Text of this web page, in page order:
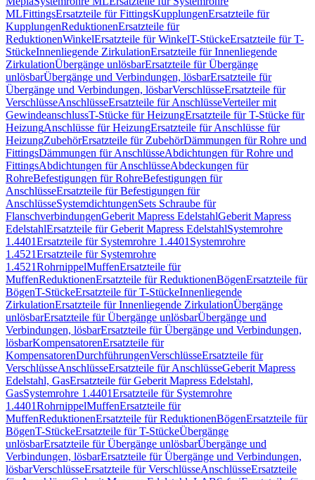
MLFittingsErsatzteile für FittingsKupplungenErsatzteile für
KupplungenReduktionenErsatzteile für
ReduktionenWinkelErsatzteile für WinkelT-StückeErsatzteile für T-
StückeInnenliegende ZirkulationErsatzteile für Innenliegende
ZirkulationÜbergänge unlösbarErsatzteile für Übergänge
unlösbarÜbergänge und Verbindungen, lösbarErsatzteile für
Übergänge und Verbindungen, lösbarVerschlüsseErsatzteile für
VerschlüsseAnschlüsseErsatzteile für AnschlüsseVerteiler mit
GewindeanschlussT-Stücke für HeizungErsatzteile für T-Stücke für
HeizungAnschlüsse für HeizungErsatzteile für Anschlüsse für
HeizungZubehörErsatzteile für ZubehörDämmungen für Rohre und
FittingsDämmungen für AnschlüsseAbdichtungen für Rohre und
FittingsAbdichtungen für AnschlüsseAbdeckungen für
RohreBefestigungen für RohreBefestigungen für
AnschlüsseErsatzteile für Befestigungen für
AnschlüsseSystemdichtungenSets Schraube für
FlanschverbindungenGeberit Mapress EdelstahlGeberit Mapress
EdelstahlErsatzteile für Geberit Mapress EdelstahlSystemrohre
1.4401Ersatzteile für Systemrohre 1.4401 Systemrohre
1.4521Ersatzteile für Systemrohre
1.4521RohrnippelMuffenErsatzteile für
MuffenReduktionenErsatzteile für ReduktionenBögenErsatzteile für
BögenT-StückeErsatzteile für T-StückeInnenliegende
ZirkulationErsatzteile für Innenliegende ZirkulationÜbergänge
unlösbarErsatzteile für Übergänge unlösbarÜbergänge und
Verbindungen, lösbarErsatzteile für Übergänge und Verbindungen,
lösbarKompensatorenErsatzteile für
KompensatorenDurchführungenVerschlüsseErsatzteile für
VerschlüsseAnschlüsseErsatzteile für AnschlüsseGeberit Mapress
Edelstahl, GasErsatzteile für Geberit Mapress Edelstahl,
GasSystemrohre 1.4401Ersatzteile für Systemrohre
1.4401RohrnippelMuffenErsatzteile für
MuffenReduktionenErsatzteile für ReduktionenBögenErsatzteile für
BögenT-StückeErsatzteile für T-StückeÜbergänge
unlösbarErsatzteile für Übergänge unlösbarÜbergänge und
Verbindungen, lösbarErsatzteile für Übergänge und Verbindungen,
lösbarVerschlüsseErsatzteile für VerschlüsseAnschlüsseErsatzteile